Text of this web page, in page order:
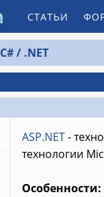
СТАТЬИ
C# / .NET
ASP.NET-
технологии
Особенности: